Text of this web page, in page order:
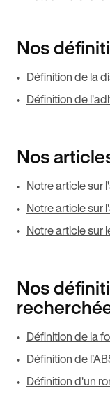
Nos
Définition de la
Définition de
Nos
Notre article sur
Notre article sur
Notre article sur
Nos
Définition de la
Définition de
Définition d'un